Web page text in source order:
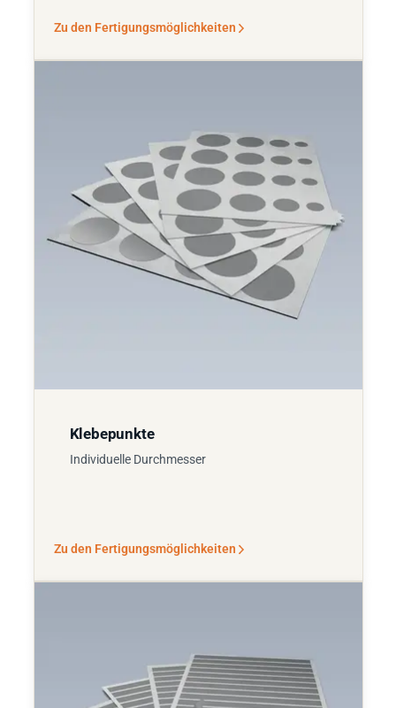
Zu den Fertigungsmöglichkeiten
Klebepunkte
Individuelle Durchmesser
Zu den Fertigungsmöglichkeiten